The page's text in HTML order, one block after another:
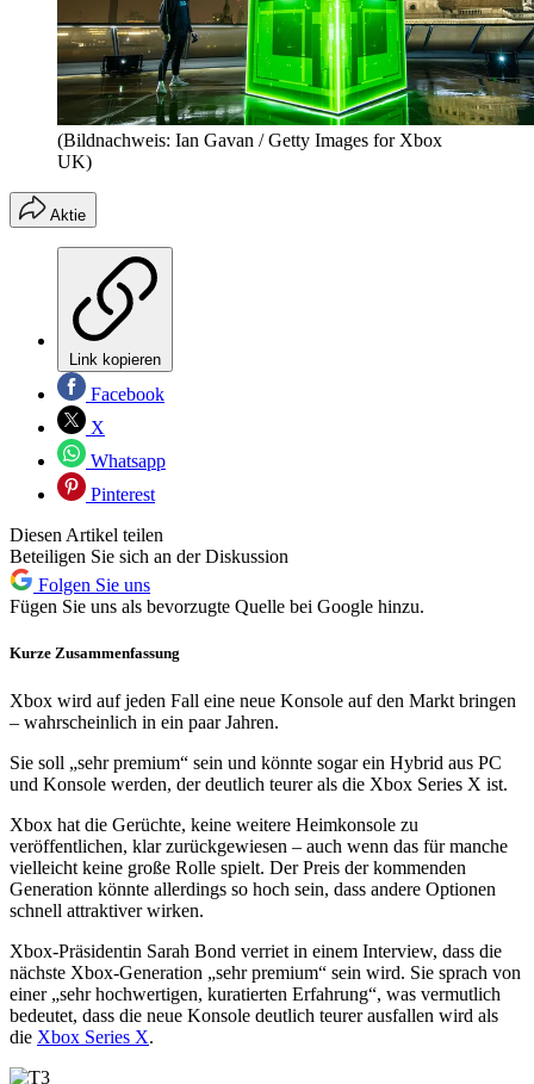
(Bildnachweis: Ian Gavan / Getty Images for Xbox
UK)
Aktie
Link kopieren
Facebook
X
Whatsapp
Pinterest
Diesen Artikel teilen
Beteiligen Sie sich an der Diskussion
Folgen Sie uns
Fügen Sie uns als bevorzugte Quelle bei Google hinzu.
Kurze Zusammenfassung
Xbox wird auf jeden Fall eine neue Konsole auf den Markt bringen
– wahrscheinlich in ein paar Jahren.
Sie soll „sehr premium“ sein und könnte sogar ein Hybrid aus PC
und Konsole werden, der deutlich teurer als die Xbox Series X ist.
Xbox hat die Gerüchte, keine weitere Heimkonsole zu
veröffentlichen, klar zurückgewiesen – auch wenn das für manche
vielleicht keine große Rolle spielt. Der Preis der kommenden
Generation könnte allerdings so hoch sein, dass andere Optionen
schnell attraktiver wirken.
Xbox-Präsidentin Sarah Bond verriet in einem Interview, dass die
nächste Xbox-Generation „sehr premium“ sein wird. Sie sprach von
einer „sehr hochwertigen, kuratierten Erfahrung“, was vermutlich
bedeutet, dass die neue Konsole deutlich teurer ausfallen wird als
die Xbox Series X.